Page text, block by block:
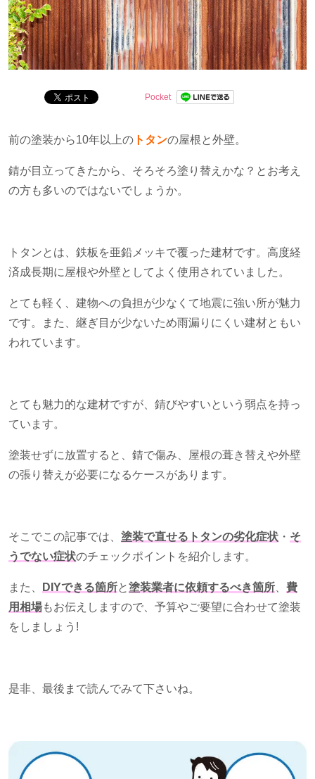
Pocket
前の塗装から10年以上の トタンの屋根と外壁。
錆が目立ってきたから、そろそろ塗り替えかな？とお考え
の方も多いのではないでしょうか。
トタンとは、鉄板を亜鉛メッキで覆った建材です。高度経
済成長期に屋根や外壁としてよく使用されていました。
とても軽く、建物への負担が少なくて地震に強い所が魅力
です。また、継ぎ目が少ないため雨漏りにくい建材ともい
われています。
とても魅力的な建材ですが、錆びやすいという弱点を持っ
ています。
塗装せずに放置すると、錆で傷み、屋根の葺き替えや外壁
の張り替えが必要になるケースがあります。
そこでこの記事では、 塗装で直せるトタンの劣化症状 ・ そ
うでない症状のチェックポイントを紹介します。
また、 DIYできる箇所と塗装業者に依頼するべき箇所
費
用相場もお伝えしますので、予算やご要望に合わせて塗装
をしましょう !
是非、最後まで読んでみて下さいね。